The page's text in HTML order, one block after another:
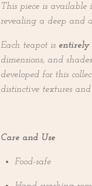
This piece is available
revealing a deep and
Each teapot is entirely
dimensions, and
developed for this
distinctive textures and
Care and Use
Food-safe